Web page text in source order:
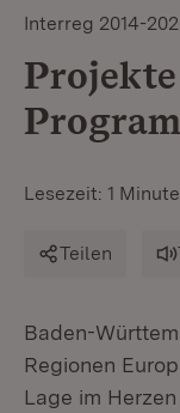
Interreg 2014-
Lesezeit: 1 Minute
Teilen
Baden-
Regionen
Lage im